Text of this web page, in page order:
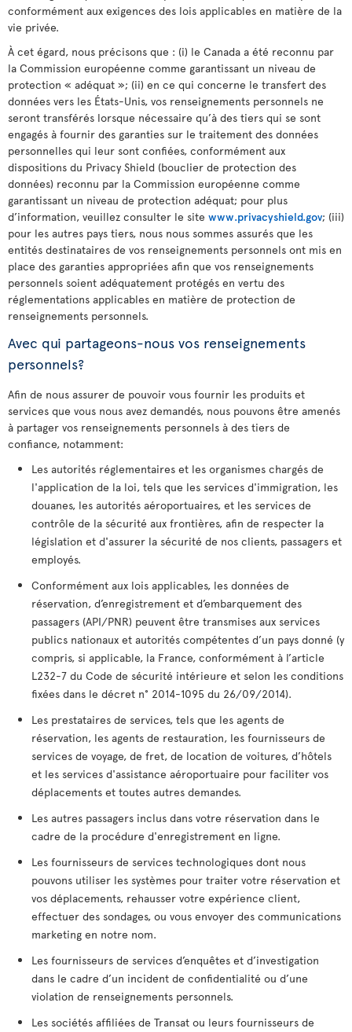
conformément aux exigences des lois applicables en matière de la
vie privée.
À cet égard, nous précisons que : (i) le Canada a été reconnu par
la Commission européenne comme garantissant un niveau de
protection « adéquat »; (ii) en ce qui concerne le transfert des
données vers les États-Unis, vos renseignements personnels ne
seront transférés lorsque nécessaire qu’à des tiers qui se sont
engagés à fournir des garanties sur le traitement des données
personnelles qui leur sont confiées, conformément aux
dispositions du Privacy Shield (bouclier de protection des
données) reconnu par la Commission européenne comme
garantissant un niveau de protection adéquat; pour plus
d’information, veuillez consulter le site www.privacyshield.gov; (iii)
pour les autres pays tiers, nous nous sommes assurés que les
entités destinataires de vos renseignements personnels ont mis en
place des garanties appropriées afin que vos renseignements
personnels soient adéquatement protégés en vertu des
réglementations applicables en matière de protection de
renseignements personnels.
Avec qui partageons-nous vos renseignements
personnels?
Afin de nous assurer de pouvoir vous fournir les produits et
services que vous nous avez demandés, nous pouvons être amenés
à partager vos renseignements personnels à des tiers de
confiance, notamment:
Les autorités réglementaires et les organismes chargés de
l'application de la loi, tels que les services d'immigration, les
douanes, les autorités aéroportuaires, et les services de
contrôle de la sécurité aux frontières, afin de respecter la
législation et d'assurer la sécurité de nos clients, passagers et
employés.
Conformément aux lois applicables, les données de
réservation, d’enregistrement et d’embarquement des
passagers (API/PNR) peuvent être transmises aux services
publics nationaux et autorités compétentes d’un pays donné (y
compris, si applicable, la France, conformément à l’article
L232-7 du Code de sécurité intérieure et selon les conditions
fixées dans le décret n° 2014-1095 du 26/09/2014).
Les prestataires de services, tels que les agents de
réservation, les agents de restauration, les fournisseurs de
services de voyage, de fret, de location de voitures, d’hôtels
et les services d'assistance aéroportuaire pour faciliter vos
déplacements et toutes autres demandes.
Les autres passagers inclus dans votre réservation dans le
cadre de la procédure d'enregistrement en ligne.
Les fournisseurs de services technologiques dont nous
pouvons utiliser les systèmes pour traiter votre réservation et
vos déplacements, rehausser votre expérience client,
effectuer des sondages, ou vous envoyer des communications
marketing en notre nom.
Les fournisseurs de services d’enquêtes et d’investigation
dans le cadre d’un incident de confidentialité ou d’une
violation de renseignements personnels.
Les sociétés affiliées de Transat ou leurs fournisseurs de